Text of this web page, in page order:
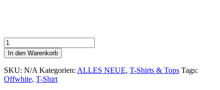
T
-
Shirt
mit
V-
Ausschnitt
In den Warenkorb
SKU: N/A Kategorien: ALLES NEUE, T-Shirts & Tops Tags:
Offwhite, T-Shirt